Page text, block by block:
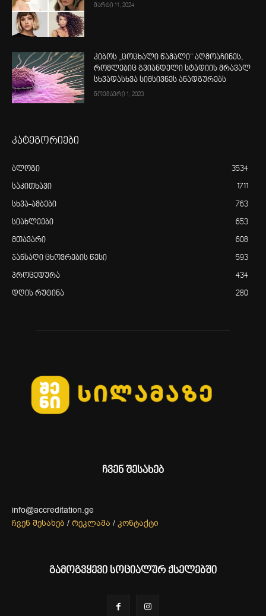
მარტი 11, 2024
კიბოს „ცოცხალი წამალი“ აღმოაჩინეს,
რომლებიც გვიანდელი სტადიის მრავალ
სხვადასხვა სიმსივნეს ანადგურებს
ნოემბერი 1, 2023
კატეგორიები
ბლოგი 3534
საკითხავი 1711
სხვა-ამბები 763
სიახლეები 653
მთავარი 608
ჯანსაღი ცხოვრების წესი 593
პროცედურა 434
დღის რუტინა 280
ჩვენ შესახებ
info@accreditation.ge
ჩვენ შესახებ / რეკლამა / კონტაქტი
გამოგვყევი სოციალურ ქსელებში